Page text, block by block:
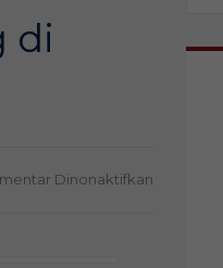
di
Dinonaktifkan